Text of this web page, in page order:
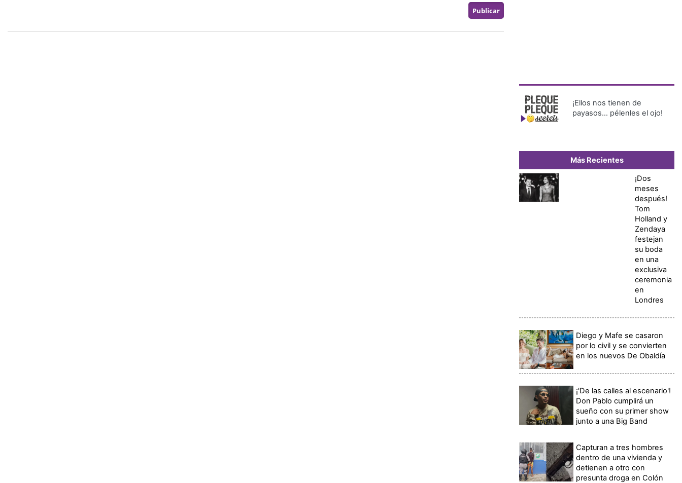
¡Ellos nos tienen de
payasos… pélenles el ojo!
Más Recientes
¡Dos
meses
después!
Tom
Holland y
Zendaya
festejan
su boda
en una
exclusiva
ceremonia
en
Londres
Diego y Mafe se casaron
por lo civil y se convierten
en los nuevos De Obaldía
¡'De las calles al escenario'!
Don Pablo cumplirá un
sueño con su primer show
junto a una Big Band
Capturan a tres hombres
dentro de una vivienda y
detienen a otro con
presunta droga en Colón